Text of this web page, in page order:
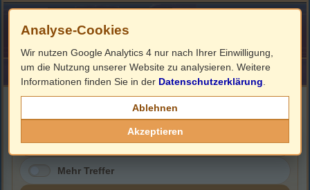
HOME ImpressumLinks
Filmbeschreibung, Cover & DVD Infos
Mehr Treffer
Analyse-Cookies
Wir nutzen Google Analytics 4 nur nach Ihrer Einwilligung,
um die Nutzung unserer Website zu analysieren. Weitere
Informationen finden Sie in der Datenschutzerklärung
Ablehnen
Akzeptieren